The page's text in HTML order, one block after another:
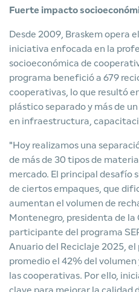
Fuerte impacto
Desde 2009, Braskem opera
iniciativa enfocada en la
socioeconómica de
programa benefició a 679
cooperativas, lo que resultó
plástico separado y más de
en infraestructura,
"Hoy realizamos una
de más de 30 tipos de
mercado. El principal desafío
de ciertos empaques, que
aumentan el volumen de
Montenegro, presidenta de
participante del programa
Anuario del Reciclaje 2025,
promedio el 42% del volumen
las cooperativas. Por ello,